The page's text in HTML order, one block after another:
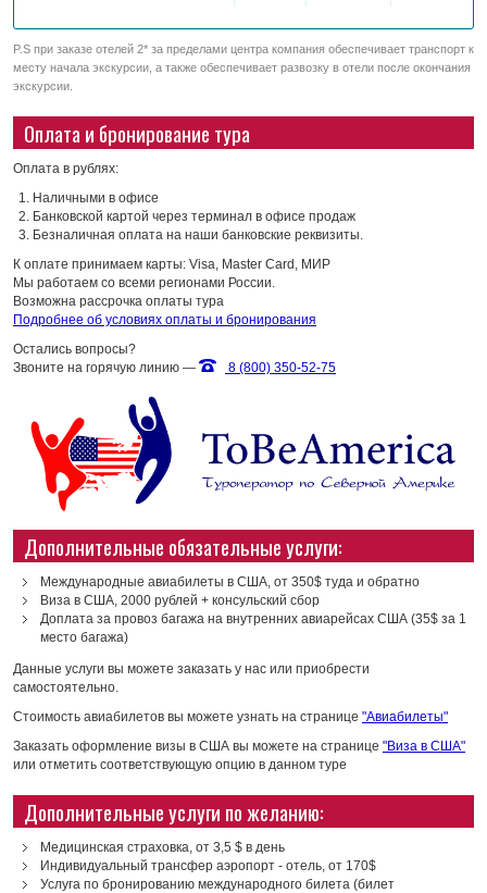
P.S при заказе отелей 2* за пределами центра компания обеспечивает транспорт к
месту начала экскурсии, а также обеспечивает развозку в отели после окончания
экскурсии.
Оплата и бронирование тура
Оплата в рублях:
Наличными в офисе
Банковской картой через терминал в офисе продаж
Безналичная оплата на наши банковские реквизиты.
К оплате принимаем карты: Visa, Master Card, МИР
Мы работаем со всеми регионами России.
Возможна рассрочка оплаты тура
Подробнее об условиях оплаты и бронирования
Остались вопросы?
Звоните на горячую линию —
8 (800) 350-52-75
Дополнительные обязательные услуги:
Международные авиабилеты в США, от 350$ туда и обратно
Виза в США, 2000 рублей + консульский сбор
Доплата за провоз багажа на внутренних авиарейсах США (35$ за 1
место багажа)
Данные услуги вы можете заказать у нас или приобрести
самостоятельно.
Стоимость авиабилетов вы можете узнать на странице "Авиабилеты"
Заказать оформление визы в США вы можете на странице "Виза в США"
или отметить соответствующую опцию в данном туре
Дополнительные услуги по желанию:
Медицинская страховка, от 3,5 $ в день
Индивидуальный трансфер аэропорт - отель, от 170$
Услуга по бронированию международного билета (билет